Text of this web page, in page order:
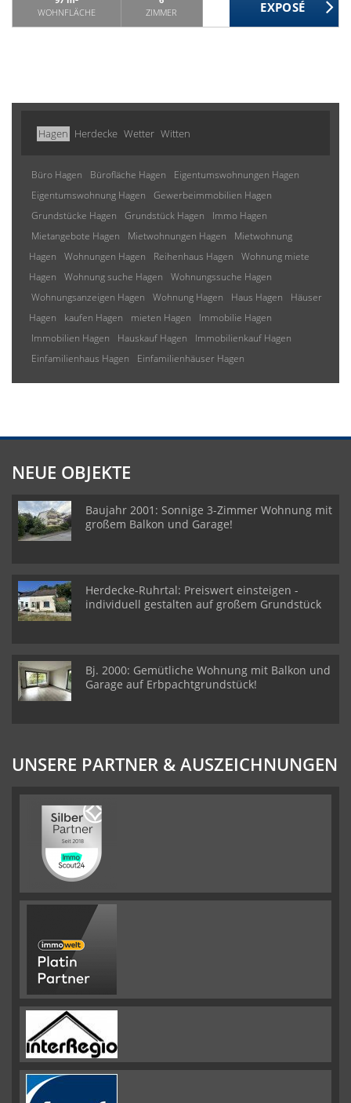
WOHNFLÄCHE
ZIMMER
Hagen Herdecke Wetter Witten
Büro Hagen Bürofläche Hagen
Eigentumswohnungen Hagen
Eigentumswohnung Hagen
Gewerbeimmobilien Hagen
Grundstücke Hagen
Grundstück Hagen
Immo Hagen
Mietangebote Hagen
Mietwohnungen Hagen
Mietwohnung
Hagen
Wohnungen Hagen Reihenhaus Hagen
Wohnung miete
Hagen
Wohnung suche Hagen
Wohnungssuche Hagen
Wohnungsanzeigen Hagen
Wohnung Hagen Haus Hagen
Häuser
Hagen
kaufen Hagen mieten Hagen
Immobilie Hagen
Immobilien Hagen
Hauskauf Hagen
Immobilienkauf Hagen
Einfamilienhaus Hagen
Einfamilienhäuser Hagen
NEUE OBJEKTE
Baujahr 2001: Sonnige 3-Zimmer Wohnung mit
großem Balkon und Garage!
Herdecke-Ruhrtal: Preiswert einsteigen -
individuell gestalten auf großem Grundstück
Bj. 2000: Gemütliche Wohnung mit Balkon und
Garage auf Erbpachtgrundstück!
UNSERE PARTNER & AUSZEICHNUNGEN